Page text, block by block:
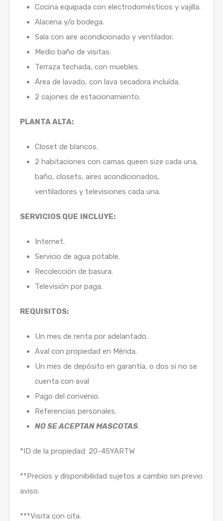
Cocina equipada con electrodomésticos y vajilla.
Alacena y/o bodega.
Sala con aire acondicionado y ventilador.
Medio baño de visitas.
Terraza techada, con muebles.
Área de lavado, con lava secadora incluída.
2 cajones de estacionamiento.
PLANTA ALTA:
Closet de blancos.
2 habitaciones con camas queen size cada una,
baño, closets, aires acondicionados,
ventiladores y televisiones cada una.
SERVICIOS QUE INCLUYE:
Internet.
Servicio de agua potable.
Recolección de basura.
Televisión por paga.
REQUISITOS:
Un mes de renta por adelantado.
Aval con propiedad en Mérida.
Un mes de depósito en garantía, o dos si no se
cuenta con aval
Pago del convenio.
Referencias personales.
NO SE ACEPTAN MASCOTAS.
*ID de la propiedad: 20-45YARTW
**Precios y disponibilidad sujetos a cambio sin previo
aviso.
***Visita con cita.